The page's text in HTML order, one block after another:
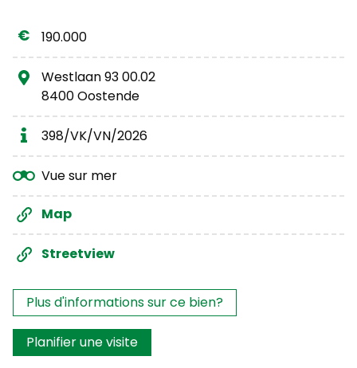
190.000
Westlaan 93 00.02
8400 Oostende
398/VK/VN/2026
Vue sur mer
Map
Streetview
Les intérêts?
Plus d'informations sur ce bien?
Planifier une visite